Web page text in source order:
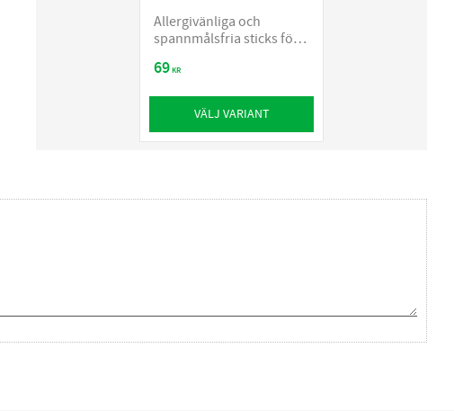
Allergivänliga och
spannmålsfria sticks för
69KR
VÄLJ VARIANT